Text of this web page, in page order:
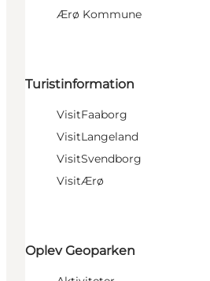
Ærø Kommune
Turistinformation
VisitFaaborg
VisitLangeland
VisitSvendborg
VisitÆrø
Oplev Geoparken